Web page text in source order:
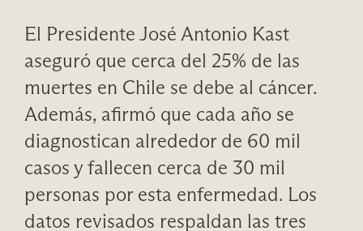
El Presidente José Antonio Kast
aseguró que cerca del 25% de las
muertes en Chile se debe al cáncer.
Además, afirmó que cada año se
diagnostican alrededor de 60 mil
casos y fallecen cerca de 30 mil
personas por esta enfermedad. Los
datos revisados respaldan las tres